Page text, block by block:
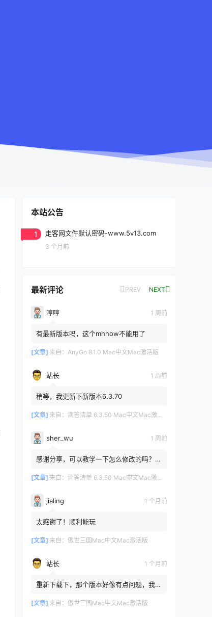
本站公告
1 走客网文件默认密码-www.5v13.com
3 个月前
最新评论 PREV NEXT
哼哼 1 周前
有最新版本吗，这个mhnow不能用了
[文章] 来自： AnyGo 8.1.0 Mac中文Mac激活版
站长 1 周前
稍等，我更新下新版本6.3.70
[文章] 来自： 滴答清单 6.3.50 Mac中文Mac激活版
sher_wu 1 周前
感谢分享，可以教学一下怎么修改的吗？目
[文章] 来自： 滴答清单 6.3.50 Mac中文Mac激活版
jialing 1 个月前
太感谢了！顺利能玩
[文章] 来自： 傲世三国Mac中文Mac激活版
站长 1 个月前
重新下载下，那个版本好像有点问题，我重
[文章] 来自： 傲世三国Mac中文Mac激活版